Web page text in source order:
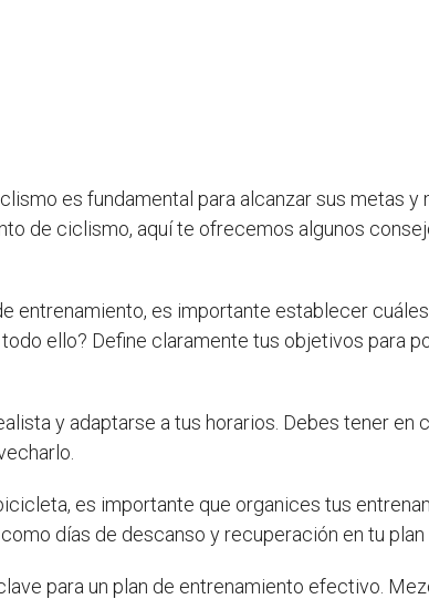
es fundamental para alcanzar sus metas y
de ciclismo, aquí te ofrecemos algunos
entrenamiento, es importante establecer
ello? Define claramente tus objetivos para
y adaptarse a tus horarios. Debes tener en
es importante que organices tus
días de descanso y recuperación en tu plan
para un plan de entrenamiento efectivo.